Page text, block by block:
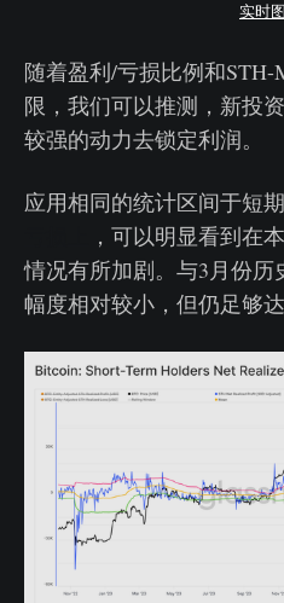
实时
随着盈利/亏损比例和
限，我们可以推测，新投
较强的动力去锁定利润。
应用相同的统计区间于短
，可以明显看到在
情况有所加剧。与3月份
幅度相对较小，但仍足够